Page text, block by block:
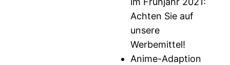
Achten Sie auf
unsere
Werbemittel!
Anime-Adaption